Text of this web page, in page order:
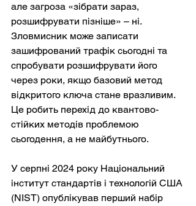
але загроза «зібрати зараз,
розшифрувати пізніше» – ні.
Зловмисник може записати
зашифрований трафік сьогодні та
спробувати розшифрувати його
через роки, якщо базовий метод
відкритого ключа стане вразливим.
Це робить перехід до квантово-
стійких методів проблемою
сьогодення, а не майбутнього.
У серпні 2024 року Національний
інститут стандартів і технологій США
(NIST) опублікував перший набір